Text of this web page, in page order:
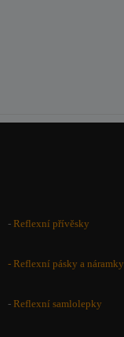
- Reflexní přívěsky
- Reflexní pásky a náramky
- Reflexní samlolepky